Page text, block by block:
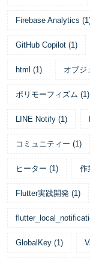
Firebase Analytics (1
GitHub Copilot (1)
html (1) オブジ
ポリモーフィズム (1)
LINE Notify (1)
コミュニティー (1)
ヒーター (1) 作
Flutter実践開発 (1)
GlobalKey (1)